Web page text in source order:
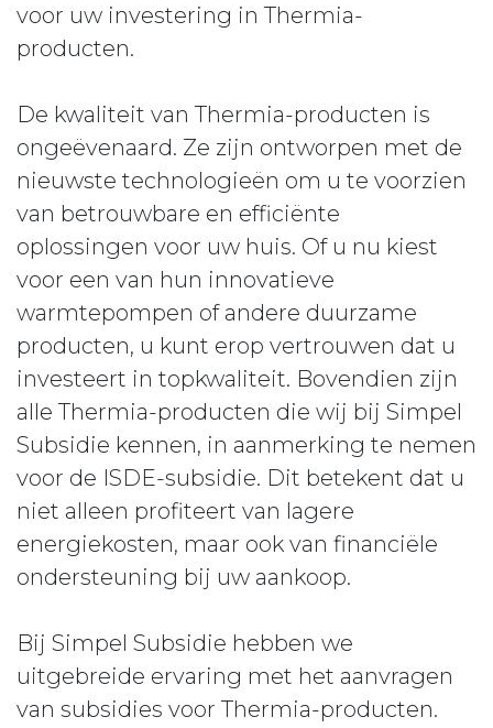
voor uw investering in Thermia-
producten.
De kwaliteit van Thermia-producten is
ongeëvenaard. Ze zijn ontworpen met de
nieuwste technologieën om u te voorzien
van betrouwbare en efficiënte
oplossingen voor uw huis. Of u nu kiest
voor een van hun innovatieve
warmtepompen of andere duurzame
producten, u kunt erop vertrouwen dat u
investeert in topkwaliteit. Bovendien zijn
alle Thermia-producten die wij bij Simpel
Subsidie kennen, in aanmerking te nemen
voor de ISDE-subsidie. Dit betekent dat u
niet alleen profiteert van lagere
energiekosten, maar ook van financiële
ondersteuning bij uw aankoop.
Bij Simpel Subsidie hebben we
uitgebreide ervaring met het aanvragen
van subsidies voor Thermia-producten.